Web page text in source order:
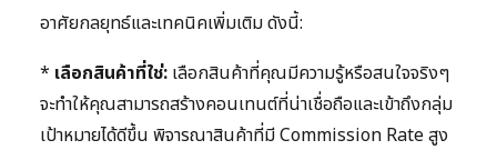
อาศัยกลยุทธ์และเทคนิคเพิ่มเติม ดังนี้:
* เลือกสินค้าที่ใช่: เลือกสินค้าที่คุณมีความรู้หรือสนใจจริงๆ
จะทำให้คุณสามารถสร้างคอนเทนต์ที่น่าเชื่อถือและเข้าถึงกลุ่ม
เป้าหมายได้ดีขึ้น พิจารณาสินค้าที่มี Commission Rate สูง